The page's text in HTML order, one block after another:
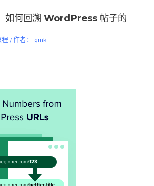
如何回溯 WordPress 帖子的
程 / 作者： qmk